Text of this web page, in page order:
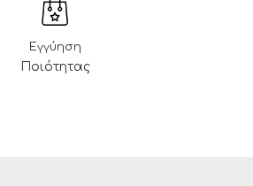
Εγγύηση
Ποιότητας